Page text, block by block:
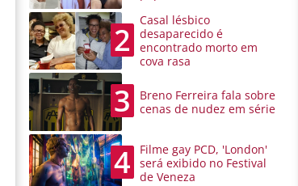
2
Casal lésbico
desaparecido é
encontrado morto em
cova rasa
3
Breno Ferreira fala sobre
cenas de nudez em série
4
Filme gay PCD, 'London'
será exibido no Festival
de Veneza